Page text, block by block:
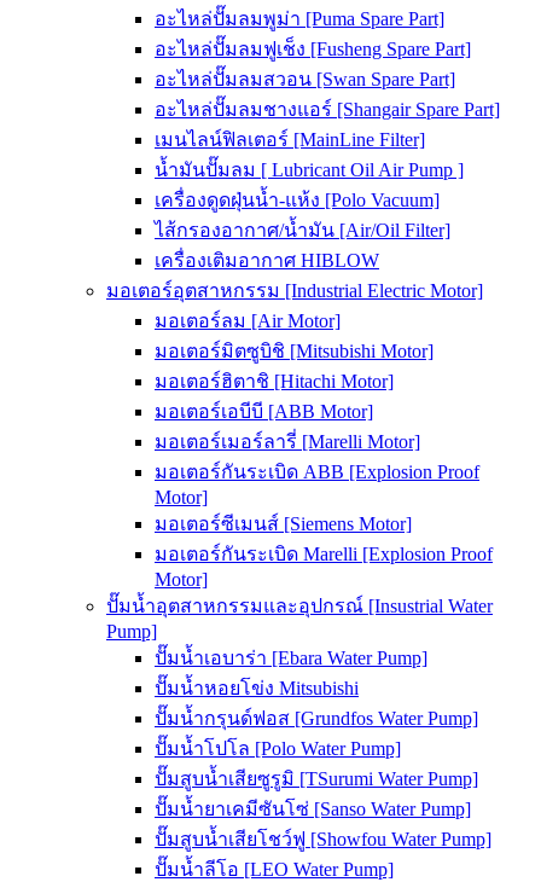
อะไหล่ปั๊มลมพูม่า [Puma Spare Part]
อะไหล่ปั๊มลมฟูเช็ง [Fusheng Spare Part]
อะไหล่ปั๊มลมสวอน [Swan Spare Part]
อะไหล่ปั๊มลมชางแอร์ [Shangair Spare Part]
เมนไลน์ฟิลเตอร์ [MainLine Filter]
น้ำมันปั๊มลม [ Lubricant Oil Air Pump ]
เครื่องดูดฝุ่นน้ำ-แห้ง [Polo Vacuum]
ไส้กรองอากาศ/น้ำมัน [Air/Oil Filter]
เครื่องเติมอากาศ HIBLOW
มอเตอร์อุตสาหกรรม [Industrial Electric Motor]
มอเตอร์ลม [Air Motor]
มอเตอร์มิตซูบิชิ [Mitsubishi Motor]
มอเตอร์ฮิตาชิ [Hitachi Motor]
มอเตอร์เอบีบี [ABB Motor]
มอเตอร์เมอร์ลารี่ [Marelli Motor]
มอเตอร์กันระเบิด ABB [Explosion Proof
Motor]
มอเตอร์ซีเมนส์ [Siemens Motor]
มอเตอร์กันระเบิด Marelli [Explosion Proof
Motor]
ปั๊มน้ำอุตสาหกรรมและอุปกรณ์ [Insustrial Water
Pump]
ปั๊มน้ำเอบาร่า [Ebara Water Pump]
ปั๊มน้ำหอยโข่ง Mitsubishi
ปั๊มน้ำกรุนด์ฟอส [Grundfos Water Pump]
ปั๊มน้ำโปโล [Polo Water Pump]
ปั๊มสูบน้ำเสียซูรูมิ [TSurumi Water Pump]
ปั๊มน้ำยาเคมีซันโซ่ [Sanso Water Pump]
ปั๊มสูบน้ำเสียโชว์ฟู [Showfou Water Pump]
ปั๊มน้ำลีโอ [LEO Water Pump]